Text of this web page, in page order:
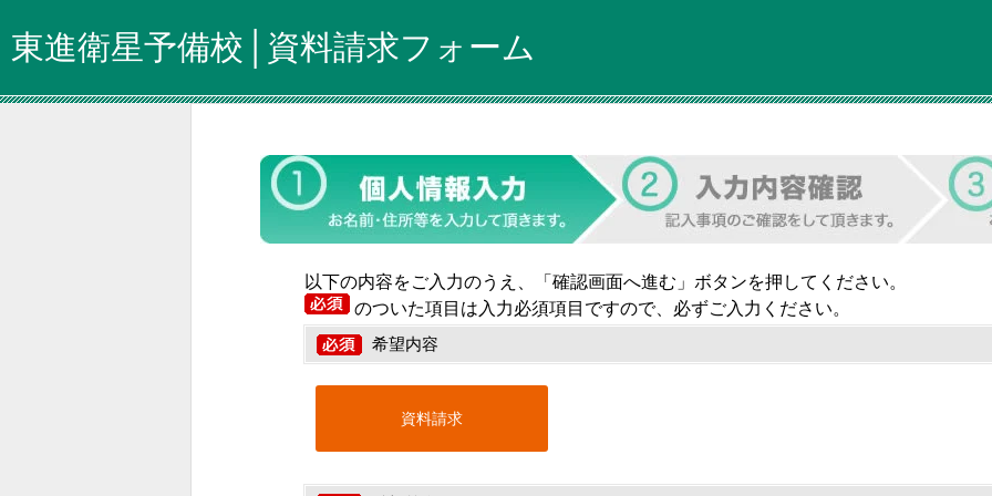
東進衛星予備校│資料請求フォーム
以下の内容をご入力のうえ、「確認画面へ進む」ボタンを押してください。
のついた項目は入力必須項目ですので、必ずご入力ください。
希望内容
資料請求